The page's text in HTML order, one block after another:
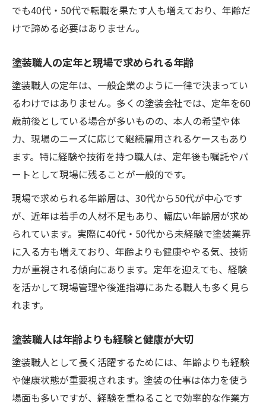
でも40代・50代で転職を果たす人も増えており、年齢だ
けで諦める必要はありません。
塗装職人の定年と現場で求められる年齢
塗装職人の定年は、一般企業のように一律で決まってい
るわけではありません。多くの塗装会社では、定年を60
歳前後としている場合が多いものの、本人の希望や体
力、現場のニーズに応じて継続雇用されるケースもあり
ます。特に経験や技術を持つ職人は、定年後も嘱託やパ
ートとして現場に残ることが一般的です。
現場で求められる年齢層は、30代から50代が中心です
が、近年は若手の人材不足もあり、幅広い年齢層が求め
られています。実際に40代・50代から未経験で塗装業界
に入る方も増えており、年齢よりも健康ややる気、技術
力が重視される傾向にあります。定年を迎えても、経験
を活かして現場管理や後進指導にあたる職人も多く見ら
れます。
塗装職人は年齢よりも経験と健康が大切
塗装職人として長く活躍するためには、年齢よりも経験
や健康状態が重要視されます。塗装の仕事は体力を使う
場面も多いですが、経験を重ねることで効率的な作業方